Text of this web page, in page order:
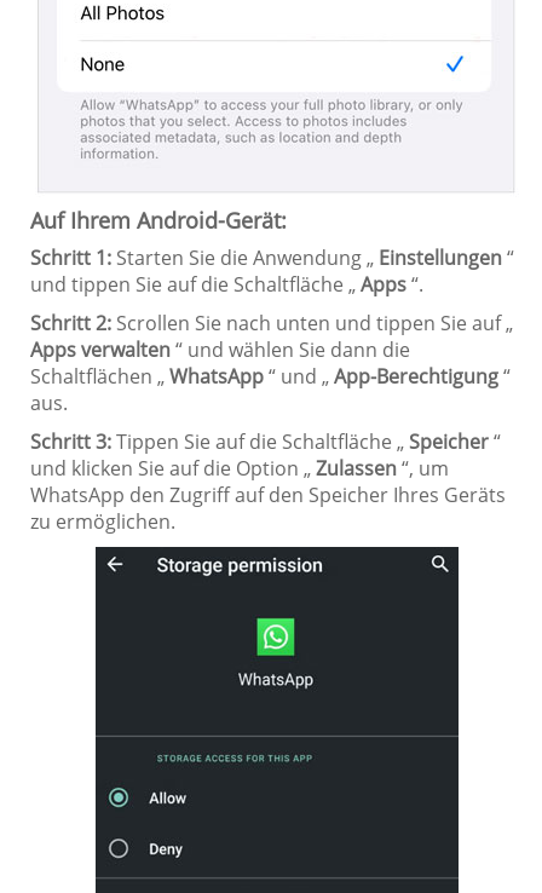
Auf Ihrem Android-Gerät:
Schritt 1: Starten Sie die Anwendung „ Einstellungen“
und tippen Sie auf die Schaltfläche „Apps“.
Schritt 2: Scrollen Sie nach unten und tippen Sie auf „
Apps verwalten“ und wählen Sie dann die
Schaltflächen „WhatsApp“ und „App-Berechtigung“
aus.
Schritt 3:Tippen Sie auf die Schaltfläche „Speicher“
und klicken Sie auf die Option „Zulassen“, um
WhatsApp den Zugriff auf den Speicher Ihres Geräts
zu ermöglichen.